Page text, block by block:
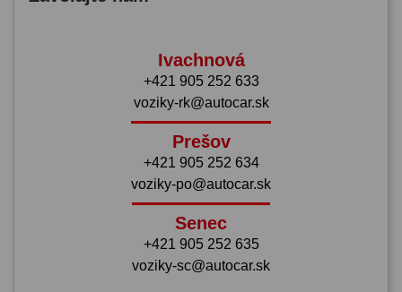
Ivachnová
+421 905 252 633
voziky-rk@autocar.sk
Prešov
+421 905 252 634
voziky-po@autocar.sk
Senec
+421 905 252 635
voziky-sc@autocar.sk